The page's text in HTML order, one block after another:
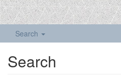
Search
Search